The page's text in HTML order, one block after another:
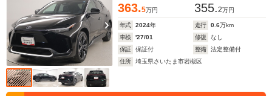
363.5万円 355.2万円
年式 2024年 走行 0.6万km
車検
'27/01 修復
なし
保証
保証付 整備
法定整備付
住所
埼玉県さいたま市岩槻区